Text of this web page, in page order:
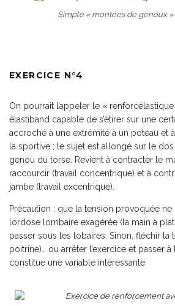
Simple « montées de genoux
EXERCICE N°4
On pourrait l’appeler le «
élastiband capable de s’étirer sur une
accroché à une extrémité à un poteau et
la sportive ; le sujet est allongé sur le
genou du torse. Revient à contracter le
raccourcir (travail concentrique) et à
jambe (travail excentrique).
Précaution : que la tension provoquée
lordose lombaire exagérée (la main à
passer sous les lobaires. Sinon, fléchir la
poitrine)… ou arrêter l’exercice et passer à
constitue une variable intéressante